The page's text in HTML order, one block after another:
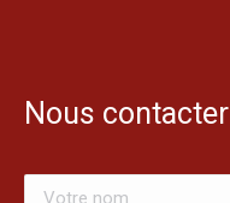
Nous contacter